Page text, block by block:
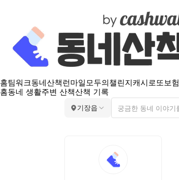
홈팀워크동네산책 런마일모두의챌린지캐시로또보험
홈동네 생활주변 산책산책 기록
기장읍